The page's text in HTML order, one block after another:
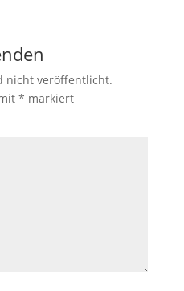
nicht veröffentlicht.
* markiert